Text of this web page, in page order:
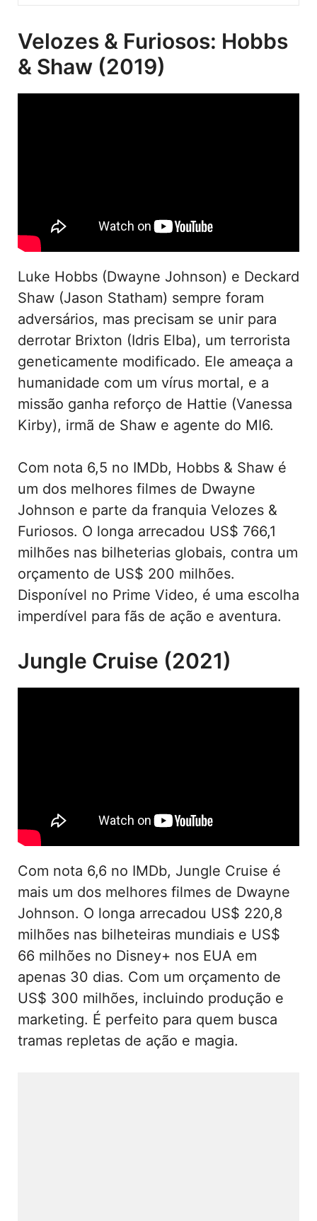
Velozes & Furiosos: Hobbs
& Shaw (2019)
Luke Hobbs (Dwayne Johnson) e Deckard
Shaw (Jason Statham) sempre foram
adversários, mas precisam se unir para
derrotar Brixton (Idris Elba), um terrorista
geneticamente modificado. Ele ameaça a
humanidade com um vírus mortal, e a
missão ganha reforço de Hattie (Vanessa
Kirby), irmã de Shaw e agente do MI6.
Com nota 6,5 no IMDb, Hobbs & Shaw é
um dos melhores filmes de Dwayne
Johnson e parte da franquia Velozes &
Furiosos. O longa arrecadou US$ 766,1
milhões nas bilheterias globais, contra um
orçamento de US$ 200 milhões.
Disponível no Prime Video, é uma escolha
imperdível para fãs de ação e aventura.
Jungle Cruise (2021)
Com nota 6,6 no IMDb, Jungle Cruise é
mais um dos melhores filmes de Dwayne
Johnson. O longa arrecadou US$ 220,8
milhões nas bilheteiras mundiais e US$
66 milhões no Disney+ nos EUA em
apenas 30 dias. Com um orçamento de
US$ 300 milhões, incluindo produção e
marketing. É perfeito para quem busca
tramas repletas de ação e magia.